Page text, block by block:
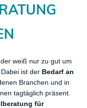
weiß nur zu gut um
ist der Bedarf an
Branchen und in
tagtäglich präsent.
für